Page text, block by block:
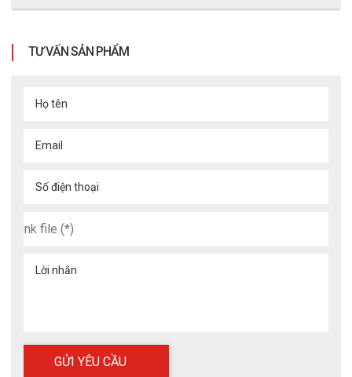
TƯ VẤN SẢN PHẨM
Họ tên
Email
Số điện thoại
Lời nhắn